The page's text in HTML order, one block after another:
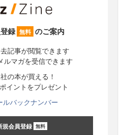
録 無料 のご案内
記事が閲覧できます
ルマガを受信できます
の本が買える！
イントをプレゼント
ルバックナンバー
規会員登録 無料